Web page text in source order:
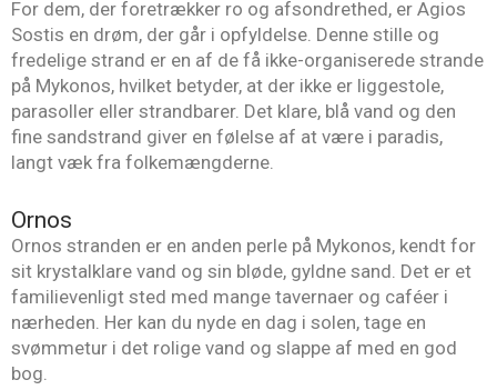
For dem, der foretrækker ro og afsondrethed, er Agios
Sostis en drøm, der går i opfyldelse. Denne stille og
fredelige strand er en af de få ikke-organiserede strande
på Mykonos, hvilket betyder, at der ikke er liggestole,
parasoller eller strandbarer. Det klare, blå vand og den
fine sandstrand giver en følelse af at være i paradis,
langt væk fra folkemængderne.
Ornos
Ornos stranden er en anden perle på Mykonos, kendt for
sit krystalklare vand og sin bløde, gyldne sand. Det er et
familievenligt sted med mange tavernaer og caféer i
nærheden. Her kan du nyde en dag i solen, tage en
svømmetur i det rolige vand og slappe af med en god
bog.